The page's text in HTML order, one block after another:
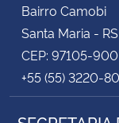
Bairro Camobi
Santa Maria - RS
CEP: 97105-900
+55 (55) 3220-